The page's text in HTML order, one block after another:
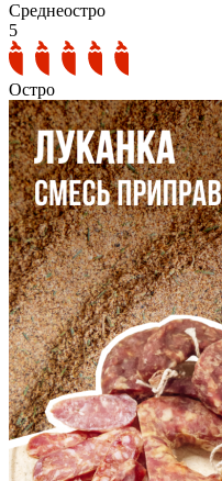
Среднеостро
5
Остро